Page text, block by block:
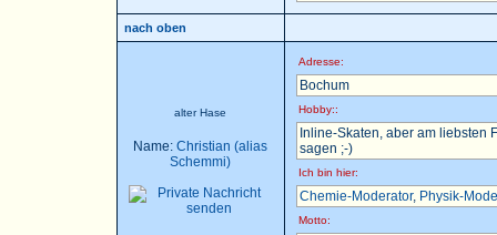
nach oben
alter Hase
Name: Christian (alias
Schemmi)
Adresse:
Bochum
Hobby::
Inline-Skaten, aber am liebsten
sagen ;-)
Ich bin hier:
Chemie-Moderator, Physik-
Motto: